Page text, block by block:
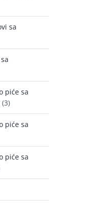
sa
piće sa
(3)
piće sa
piće sa